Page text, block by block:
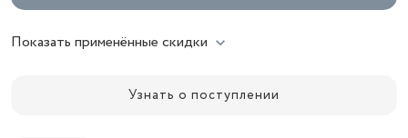
Показать применённые скидки
Узнать о поступлении